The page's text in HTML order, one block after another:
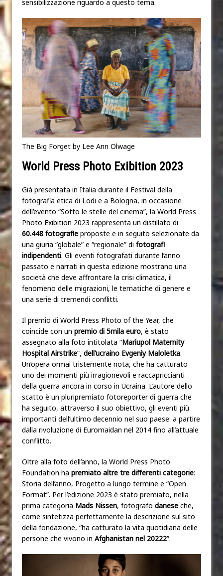
sensibilizzazione riguardo a questo tema.
The Big Forget by Lee Ann Olwage
World Press Photo Exibition 2023
Già presentata in Italia durante il Festival della
fotografia etica di Lodi e a Bologna, in occasione
dell’evento “Sotto le stelle del cinema”, la World Press
Photo Exibition 2023 rappresenta un distillato di
60.448 fotografie proposte e in seguito selezionate da
una giuria “globale” e “regionale” di fotografi
indipendenti. Gli eventi fotografati durante l’anno
passato e narrati in questa edizione mostrano una
società che deve affrontare la crisi climatica, il
fenomeno delle migrazioni, le tematiche di genere e
una serie di tremendi conflitti.
Il premio di World Press Photo of the Year, che
coincide con un premio di 5mila euro, è stato
assegnato alla foto intitolata “Mariupol Maternity
Hospital Airstrike”, dell’ucraino Evgeniy Maloletka.
Un’opera ormai tristemente nota, che ha catturato
uno dei momenti più irragionevoli e raccapriccianti
della guerra ancora in corso in Ucraina. L’autore dello
scatto è un pluripremiato fotoreporter di guerra che
ha seguito, attraverso il suo obiettivo, gli eventi più
importanti dell’ultimo decennio nel suo paese: a partire
dalla rivoluzione di Euromaidan nel 2014 fino all’attuale
conflitto.
Oltre alla foto dell’anno, la World Press Photo
Foundation ha premiato altre tre differenti categorie:
Storia dell’anno, Progetto a lungo termine e “Open
Format”. Per l’edizione 2023 è stato premiato, nella
prima categoria Mads Nissen, fotografo danese che,
come sintetizza perfettamente la descrizione sul sito
della fondazione, “ha catturato la vita quotidiana delle
persone che vivono in Afghanistan nel 20222”.